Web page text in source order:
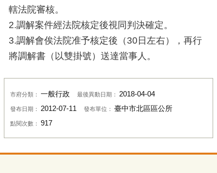
轄法院審核。
2.調解案件經法院核定後視同判決確定。
3.調解會俟法院准予核定後（30日左右），再行
將調解書（以雙掛號）送達當事人。
市府分類： 一般行政 最後異動日期： 2018-04-04
發布日期： 2012-07-11 發布單位： 臺中市北區區公所
點閱次數： 917